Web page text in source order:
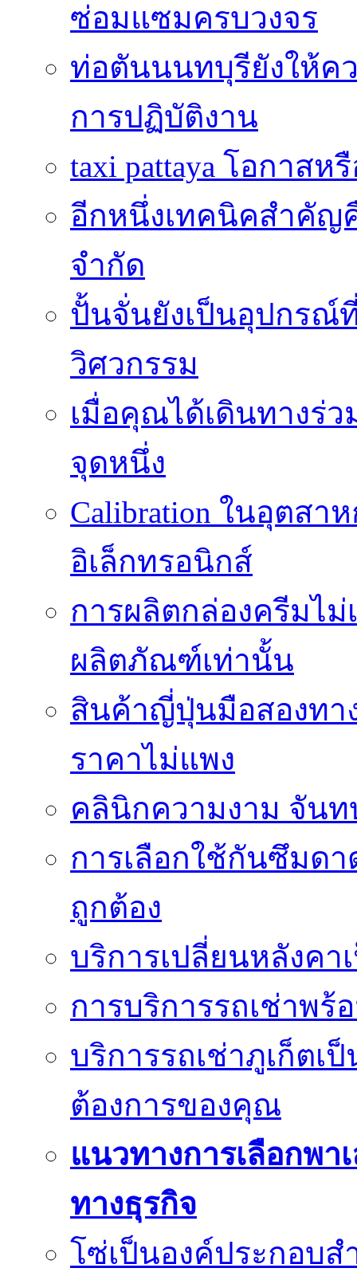
ซ่อมแซมครบวงจร
ท่อตันนนทบุรียังให้ค
การปฏิบัติงาน
taxi pattaya โอกาส
อีกหนึ่งเทคนิคสำคัญ
จำกัด
ปั้นจั่นยังเป็นอุปกรณ์
วิศวกรรม
เมื่อคุณได้เดินทางร่
จุดหนึ่ง
Calibration ในอุตสา
อิเล็กทรอนิกส์
การผลิตกล่องครีมไ
ผลิตภัณฑ์เท่านั้น
สินค้าญี่ปุ่นมือสองทา
ราคาไม่แพง
คลินิกความงาม จัน
การเลือกใช้กันซึมด
ถูกต้อง
บริการเปลี่ยนหลังค
การบริการรถเช่าพ
บริการรถเช่าภูเก็ตเ
ต้องการของคุณ
แนวทางการเลือกพา
ทางธุรกิจ
โซ่เป็นองค์ประกอบ